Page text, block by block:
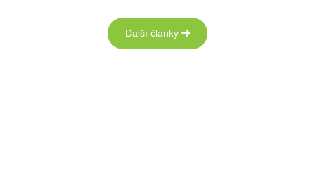
Další články